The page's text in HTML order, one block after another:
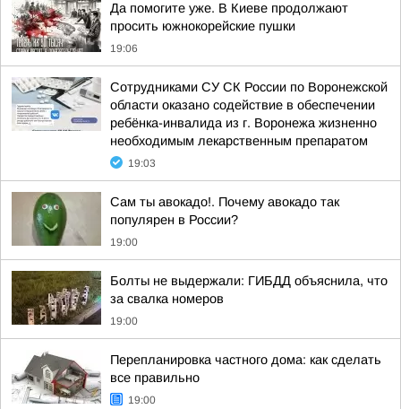
Да помогите уже. В Киеве продолжают
просить южнокорейские пушки
19:06
Сотрудниками СУ СК России по Воронежской
области оказано содействие в обеспечении
ребёнка-инвалида из г. Воронежа жизненно
необходимым лекарственным препаратом
19:03
Сам ты авокадо!. Почему авокадо так
популярен в России?
19:00
Болты не выдержали: ГИБДД объяснила, что
за свалка номеров
19:00
Перепланировка частного дома: как сделать
все правильно
19:00